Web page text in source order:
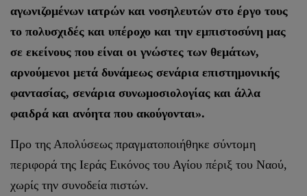
αγωνιζομένων ιατρών και νοσηλευτών στο έργο τους
το πολυσχιδές και υπέροχο και την εμπιστοσύνη μας
σε εκείνους που είναι οι γνώστες των θεμάτων,
αρνούμενοι μετά δυνάμεως σενάρια επιστημονικής
φαντασίας, σενάρια συνωμοσιολογίας και άλλα
φαιδρά και ανόητα που ακούγονται».
Προ της Απολύσεως πραγματοποιήθηκε σύντομη
περιφορά της Ιεράς Εικόνος του Αγίου πέριξ του Ναού,
χωρίς την συνοδεία πιστών.